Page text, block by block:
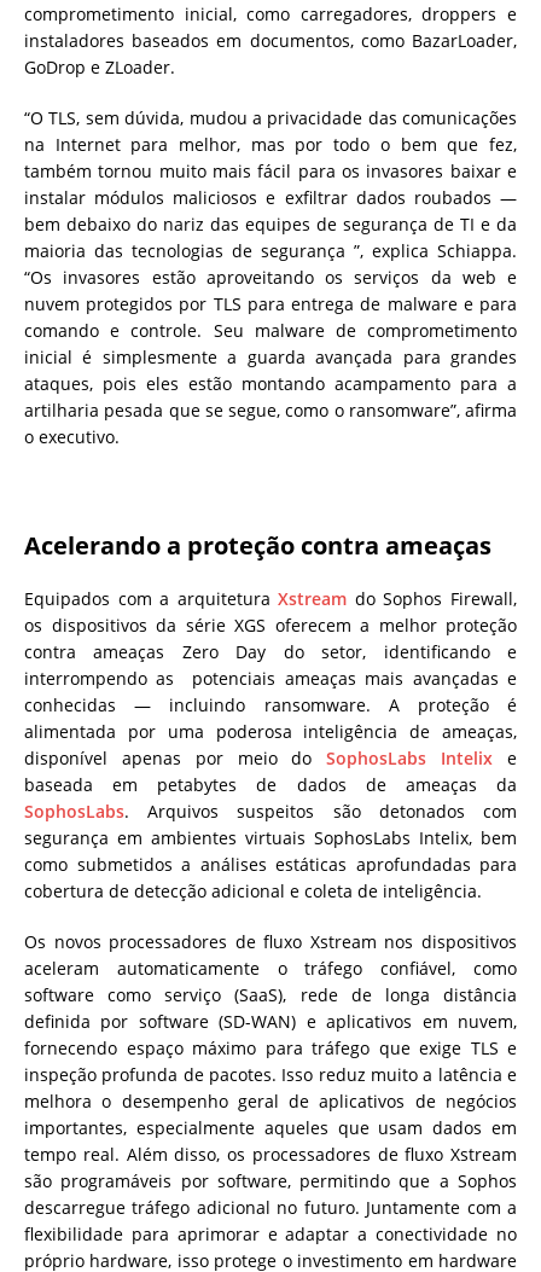
comprometimento inicial, como carregadores, droppers e
instaladores baseados em documentos, como BazarLoader,
GoDrop e ZLoader.
“O TLS, sem dúvida, mudou a privacidade das comunicações
na Internet para melhor, mas por todo o bem que fez,
também tornou muito mais fácil para os invasores baixar e
instalar módulos maliciosos e exfiltrar dados roubados —
bem debaixo do nariz das equipes de segurança de TI e da
maioria das tecnologias de segurança ”, explica Schiappa.
“Os invasores estão aproveitando os serviços da web e
nuvem protegidos por TLS para entrega de malware e para
comando e controle. Seu malware de comprometimento
inicial é simplesmente a guarda avançada para grandes
ataques, pois eles estão montando acampamento para a
artilharia pesada que se segue, como o ransomware”, afirma
o executivo.
Acelerando a proteção contra ameaças
Equipados com a arquiteturaXstream do Sophos Firewall,
os dispositivos da série XGS oferecem a melhor proteção
contra ameaças Zero Day do setor, identificando e
interrompendo as potenciais ameaças mais avançadas e
conhecidas — incluindo ransomware. A proteção é
alimentada por uma poderosa inteligência de ameaças,
disponível apenas por meio doSophosLabs Intelix e
baseada em petabytes de dados de ameaças da
SophosLabs. Arquivos suspeitos são detonados com
segurança em ambientes virtuais SophosLabs Intelix, bem
como submetidos a análises estáticas aprofundadas para
cobertura de detecção adicional e coleta de inteligência.
Os novos processadores de fluxo Xstream nos dispositivos
aceleram automaticamente o tráfego confiável, como
software como serviço (SaaS), rede de longa distância
definida por software (SD-WAN) e aplicativos em nuvem,
fornecendo espaço máximo para tráfego que exige TLS e
inspeção profunda de pacotes. Isso reduz muito a latência e
melhora o desempenho geral de aplicativos de negócios
importantes, especialmente aqueles que usam dados em
tempo real. Além disso, os processadores de fluxo Xstream
são programáveis por software, permitindo que a Sophos
descarregue tráfego adicional no futuro. Juntamente com a
flexibilidade para aprimorar e adaptar a conectividade no
próprio hardware, isso protege o investimento em hardware